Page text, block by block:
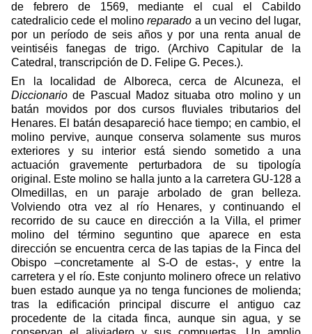
de febrero de 1569, mediante el cual el Cabildo
catedralicio cede el molinoreparado a un vecino del lugar,
por un período de seis años y por una renta anual de
veintiséis fanegas de trigo. (Archivo Capitular de la
Catedral, transcripción de D. Felipe G. Peces.).
En la localidad de Alboreca, cerca de Alcuneza, el
Diccionario de Pascual Madoz situaba otro molino y un
batán movidos por dos cursos fluviales tributarios del
Henares. El batán desapareció hace tiempo; en cambio, el
molino pervive, aunque conserva solamente sus muros
exteriores y su interior está siendo sometido a una
actuación gravemente perturbadora de su tipología
original. Este molino se halla junto a la carretera GU-128 a
Olmedillas, en un paraje arbolado de gran belleza.
Volviendo otra vez al río Henares, y continuando el
recorrido de su cauce en dirección a la Villa, el primer
molino del término seguntino que aparece en esta
dirección se encuentra cerca de las tapias de la Finca del
Obispo –concretamente al S-O de estas-, y entre la
carretera y el río. Este conjunto molinero ofrece un relativo
buen estado aunque ya no tenga funciones de molienda;
tras la edificación principal discurre el antiguo caz
procedente de la citada finca, aunque sin agua, y se